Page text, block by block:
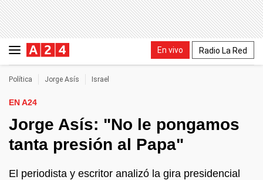
En vivo Radio La Red
Política Jorge Asís Israel
EN A24
Jorge Asís: "No le pongamos
tanta presión al Papa"
El periodista y escritor analizó la gira presidencial